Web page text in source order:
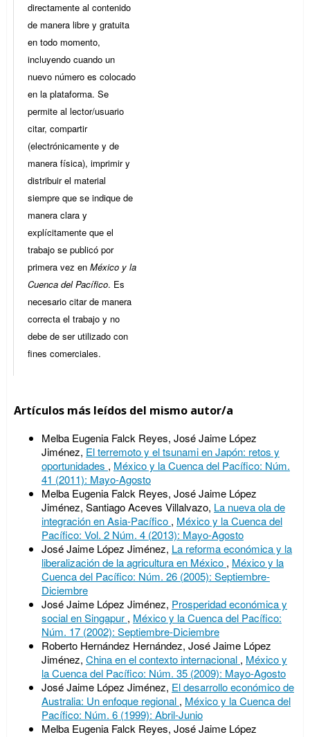
directamente al contenido
de manera libre y gratuita
en todo momento,
incluyendo cuando un
nuevo número es colocado
en la plataforma. Se
permite al lector/usuario
citar, compartir
(electrónicamente y de
manera física), imprimir y
distribuir el material
siempre que se indique de
manera clara y
explícitamente que el
trabajo se publicó por
primera vez en México y la
Cuenca del Pacífico. Es
necesario citar de manera
correcta el trabajo y no
debe de ser utilizado con
fines comerciales.
Artículos más leídos del mismo autor/a
Melba Eugenia Falck Reyes, José Jaime López
Jiménez, El terremoto y el tsunami en Japón: retos y
oportunidades , México y la Cuenca del Pacífico: Núm.
41 (2011): Mayo-Agosto
Melba Eugenia Falck Reyes, José Jaime López
Jiménez, Santiago Aceves Villalvazo, La nueva ola de
integración en Asia-Pacífico , México y la Cuenca del
Pacífico: Vol. 2 Núm. 4 (2013): Mayo-Agosto
José Jaime López Jiménez, La reforma económica y la
liberalización de la agricultura en México , México y la
Cuenca del Pacífico: Núm. 26 (2005): Septiembre-
Diciembre
José Jaime López Jiménez, Prosperidad económica y
social en Singapur , México y la Cuenca del Pacífico:
Núm. 17 (2002): Septiembre-Diciembre
Roberto Hernández Hernández, José Jaime López
Jiménez, China en el contexto internacional , México y
la Cuenca del Pacífico: Núm. 35 (2009): Mayo-Agosto
José Jaime López Jiménez, El desarrollo económico de
Australia: Un enfoque regional , México y la Cuenca del
Pacífico: Núm. 6 (1999): Abril-Junio
Melba Eugenia Falck Reyes, José Jaime López